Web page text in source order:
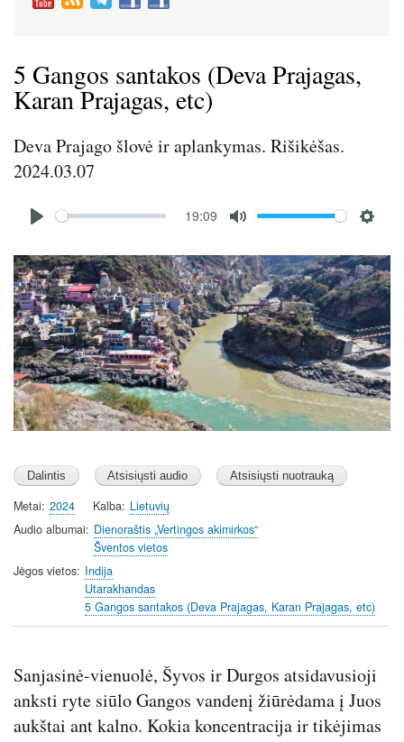
5 Gangos santakos (Deva Prajagas,
Karan Prajagas, etc)
Deva Prajago šlovė ir aplankymas. Rišikėšas.
2024.03.07
l
a
y
19:09
u
t
e
e
t
t
n
g
s
Image
Metai 2024 Kalba Lietuvių
Audio albumai
Dienoraštis „Vertingos akimirkos“
Šventos vietos
Jėgos vietos Indija
Utarakhandas
5 Gangos santakos (Deva Prajagas, Karan Prajagas, etc)
Sanjasinė-vienuolė, Šyvos ir Durgos atsidavusioji
anksti ryte siūlo Gangos vandenį žiūrėdama į Juos
aukštai ant kalno. Kokia koncentracija ir tikėjimas